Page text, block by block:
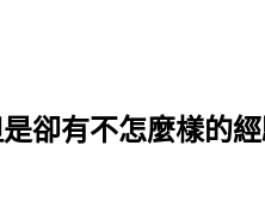
卻有不怎麼樣的